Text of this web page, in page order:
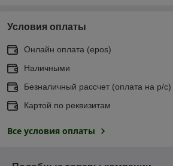
Условия оплаты
Онлайн оплата (еpos)
Наличными
Безналичный рассчет (оплата на р/с)
Картой по реквизитам
Все условия оплаты